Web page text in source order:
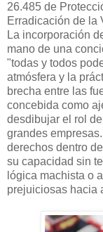
26.485 de
Erradicación de la
La incorporación
mano de una
"todas y todos
atmósfera y la
brecha entre las
concebida como
desdibujar el rol
grandes
derechos dentro
su capacidad sin
lógica machista o
prejuiciosas hacia